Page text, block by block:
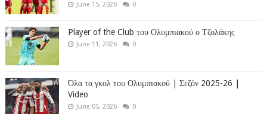
June 15, 2026 0
Player of the Club του Ολυμπιακού ο Τζολάκης
June 11, 2026 0
Όλα τα γκολ του Ολυμπιακού | Σεζόν 2025-26 |
Video
June 05, 2026 0